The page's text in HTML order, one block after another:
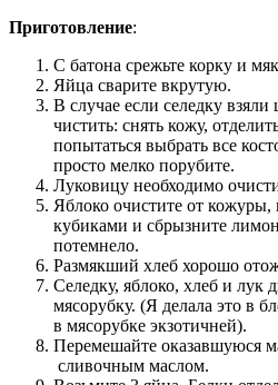
Приготовление:
С батона срежьте корку и
Яйца сварите вкрутую.
В случае если селедку
чистить: снять кожу,
попытаться выбрать все
просто мелко порубите.
Луковицу необходимо
Яблоко очистите от
кубиками и сбрызните
потемнело.
Размякший хлеб хорошо
Селедку, яблоко, хлеб и лук
мясорубку. (Я делала это в
в мясорубке экзотичней).
Перемешайте оказавшуюся
сливочным маслом.